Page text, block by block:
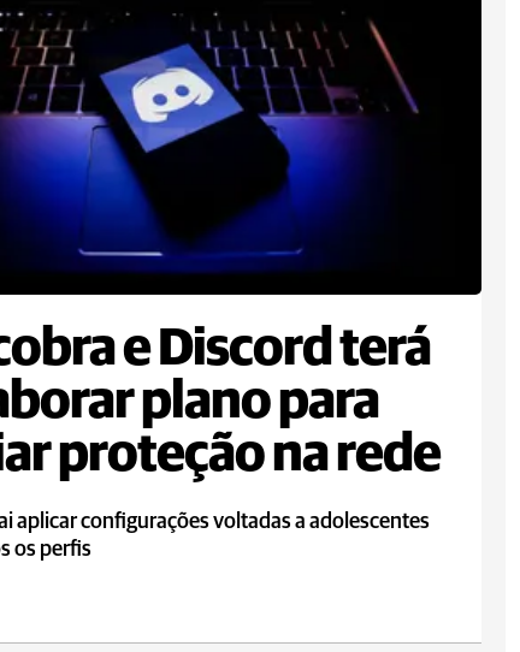
e Discord terá
plano para
proteção na rede
aplicar configurações voltadas a adolescentes
os perfis